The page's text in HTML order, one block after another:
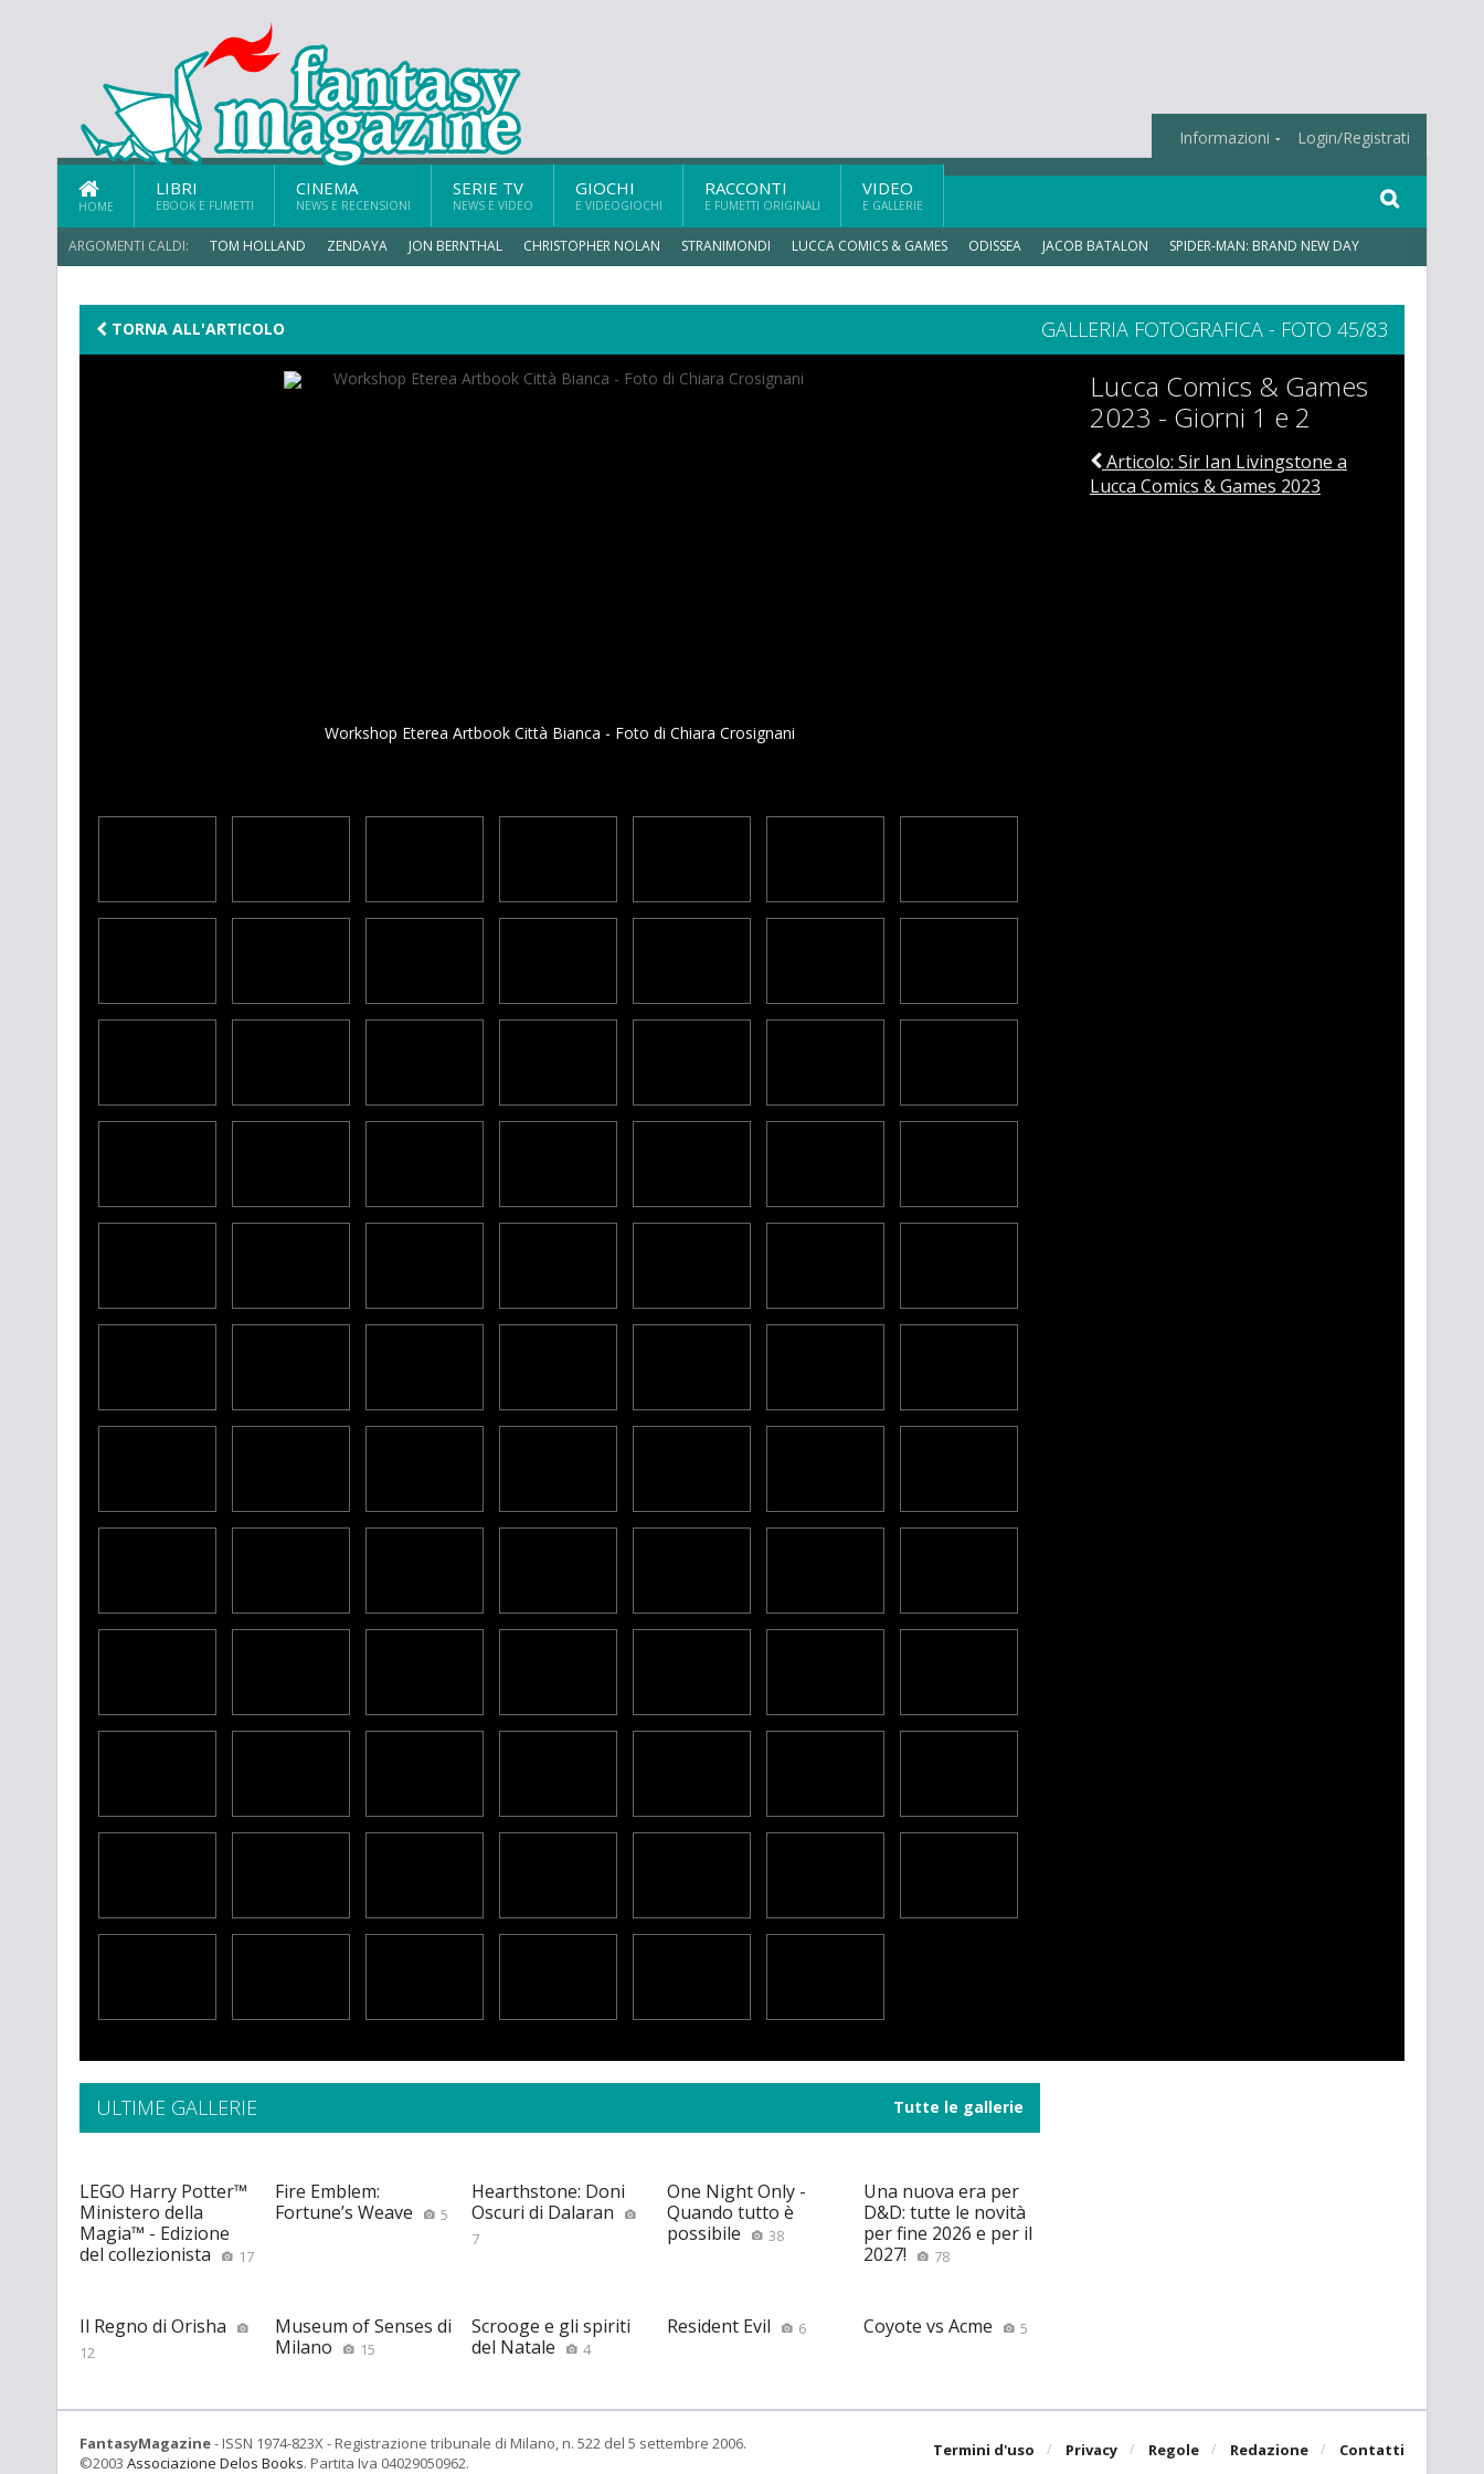
Informazioni Login/Registrati
HOME
LIBRI
EBOOK E FUMETTI
CINEMA
NEWS E RECENSIONI
SERIE TV
NEWS E VIDEO
GIOCHI
E VIDEOGIOCHI
RACCONTI
E FUMETTI ORIGINALI
VIDEO
E GALLERIE
ARGOMENTI CALDI: TOM HOLLAND ZENDAYA JON BERNTHAL CHRISTOPHER NOLAN STRANIMONDI LUCCA COMICS & GAMES ODISSEA JACOB BATALON SPIDER-MAN: BRAND NEW DAY
GALLERIA FOTOGRAFICA - FOTO 45/83
TORNA ALL'ARTICOLO
Workshop Eterea Artbook Città Bianca - Foto di Chiara Crosignani
Lucca Comics & Games
2023 - Giorni 1 e 2
Articolo: Sir Ian Livingstone a
Lucca Comics & Games 2023
ULTIME GALLERIE Tutte le gallerie
LEGO Harry Potter™
Ministero della
Magia™ - Edizione
del collezionista
17
Fire Emblem:
Fortune’s Weave
5
Hearthstone: Doni
Oscuri di Dalaran
7
One Night Only -
Quando tutto è
possibile
38
Una nuova era per
D&D: tutte le novità
per fine 2026 e per il
2027!
78
Il Regno di Orisha
12
Museum of Senses di
Milano
15
Scrooge e gli spiriti
del Natale
4
Resident Evil 6 Coyote vs Acme 5
Termini d'uso Privacy Regole Redazione Contatti
FantasyMagazine- ISSN 1974-823X - Registrazione tribunale di Milano, n. 522 del 5 settembre 2006.
©2003 Associazione Delos Books. Partita Iva 04029050962.